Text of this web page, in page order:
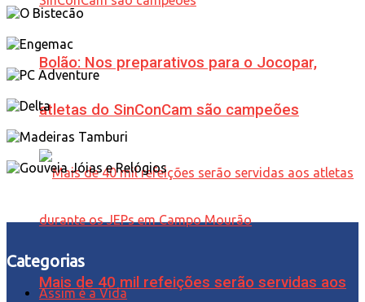
Bolão: Nos preparativos para o Jocopar,
atletas do SinConCam são campeões
Mais de 40 mil refeições serão servidas aos
Categorias
Assim é a Vida